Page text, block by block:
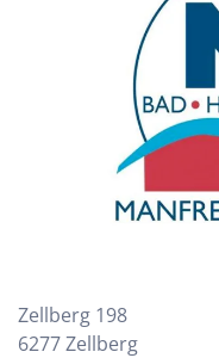
Zellberg 198
6277 Zellberg